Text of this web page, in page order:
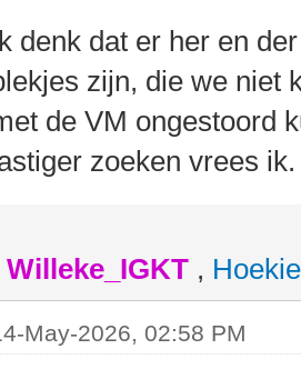
denk dat er her en
zijn, die we niet
de VM ongestoord
zoeken vrees ik.
Willeke_IGKT , Hoekie
May-2026, 02:58 PM